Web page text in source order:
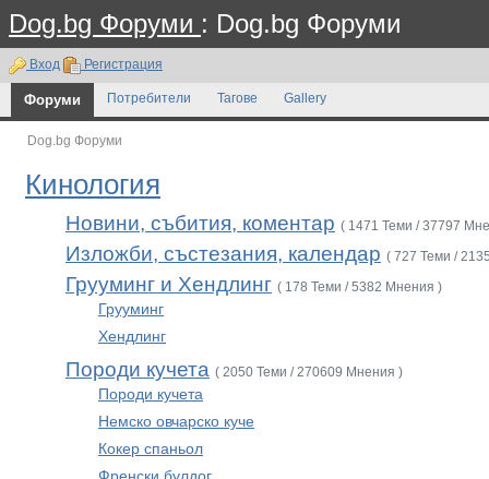
Dog.bg Форуми : Dog.bg Форуми
Вход Регистрация
Форуми Потребители Тагове Gallery
Dog.bg Форуми
Кинология
Новини, събития, коментар ( 1471 Теми / 37797
Изложби, състезания, календар ( 727 Теми /
Грууминг и Хендлинг ( 178 Теми / 5382 Мнения )
Грууминг
Хендлинг
Породи кучета ( 2050 Теми / 270609 Мнения )
Породи кучета
Немско овчарско куче
Кокер спаньол